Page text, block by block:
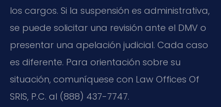
los cargos. Si la suspensión es administrativa,
se puede solicitar una revisión ante el DMV o
presentar una apelación judicial. Cada caso
es diferente. Para orientación sobre su
situación, comuníquese con Law Offices Of
SRIS, P.C. al (888) 437-7747.